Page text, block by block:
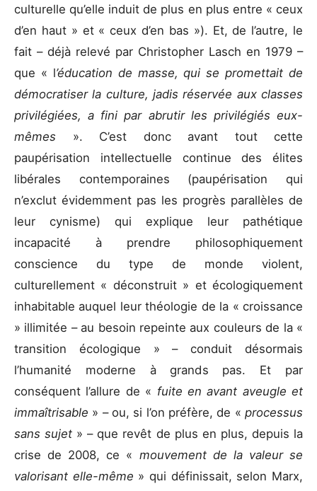
culturelle qu’elle induit de plus en plus entre « ceux
d’en haut » et « ceux d’en bas »). Et, de l’autre, le
fait – déjà relevé par Christopher Lasch en 1979 –
que « l’éducation de masse, qui se promettait de
démocratiser la culture, jadis réservée aux classes
privilégiées, a fini par abrutir les privilégiés eux-
mêmes ». C’est donc avant tout cette
paupérisation intellectuelle continue des élites
libérales contemporaines (paupérisation qui
n’exclut évidemment pas les progrès parallèles de
leur cynisme) qui explique leur pathétique
incapacité à prendre philosophiquement
conscience du type de monde violent,
culturellement « déconstruit » et écologiquement
inhabitable auquel leur théologie de la « croissance
» illimitée – au besoin repeinte aux couleurs de la «
transition écologique » – conduit désormais
l’humanité moderne à grands pas. Et par
conséquent l’allure de « fuite en avant aveugle et
immaîtrisable » – ou, si l’on préfère, de «processus
sans sujet » – que revêt de plus en plus, depuis la
crise de 2008, ce « mouvement de la valeur se
valorisant elle-même » qui définissait, selon Marx,